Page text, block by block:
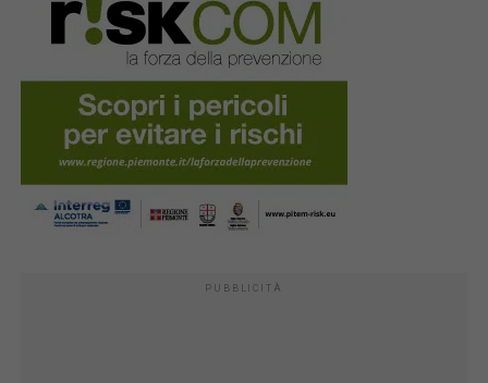
PUBBLICITÀ